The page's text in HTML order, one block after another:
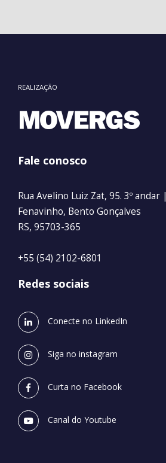
REALIZAÇÃO
Fale conosco
Rua Avelino Luiz Zat, 95. 3º andar |
Fenavinho, Bento Gonçalves
RS, 95703-365
+55 (54) 2102-6801
Redes sociais
Conecte no LinkedIn
Siga no instagram
Curta no Facebook
Canal do Youtube